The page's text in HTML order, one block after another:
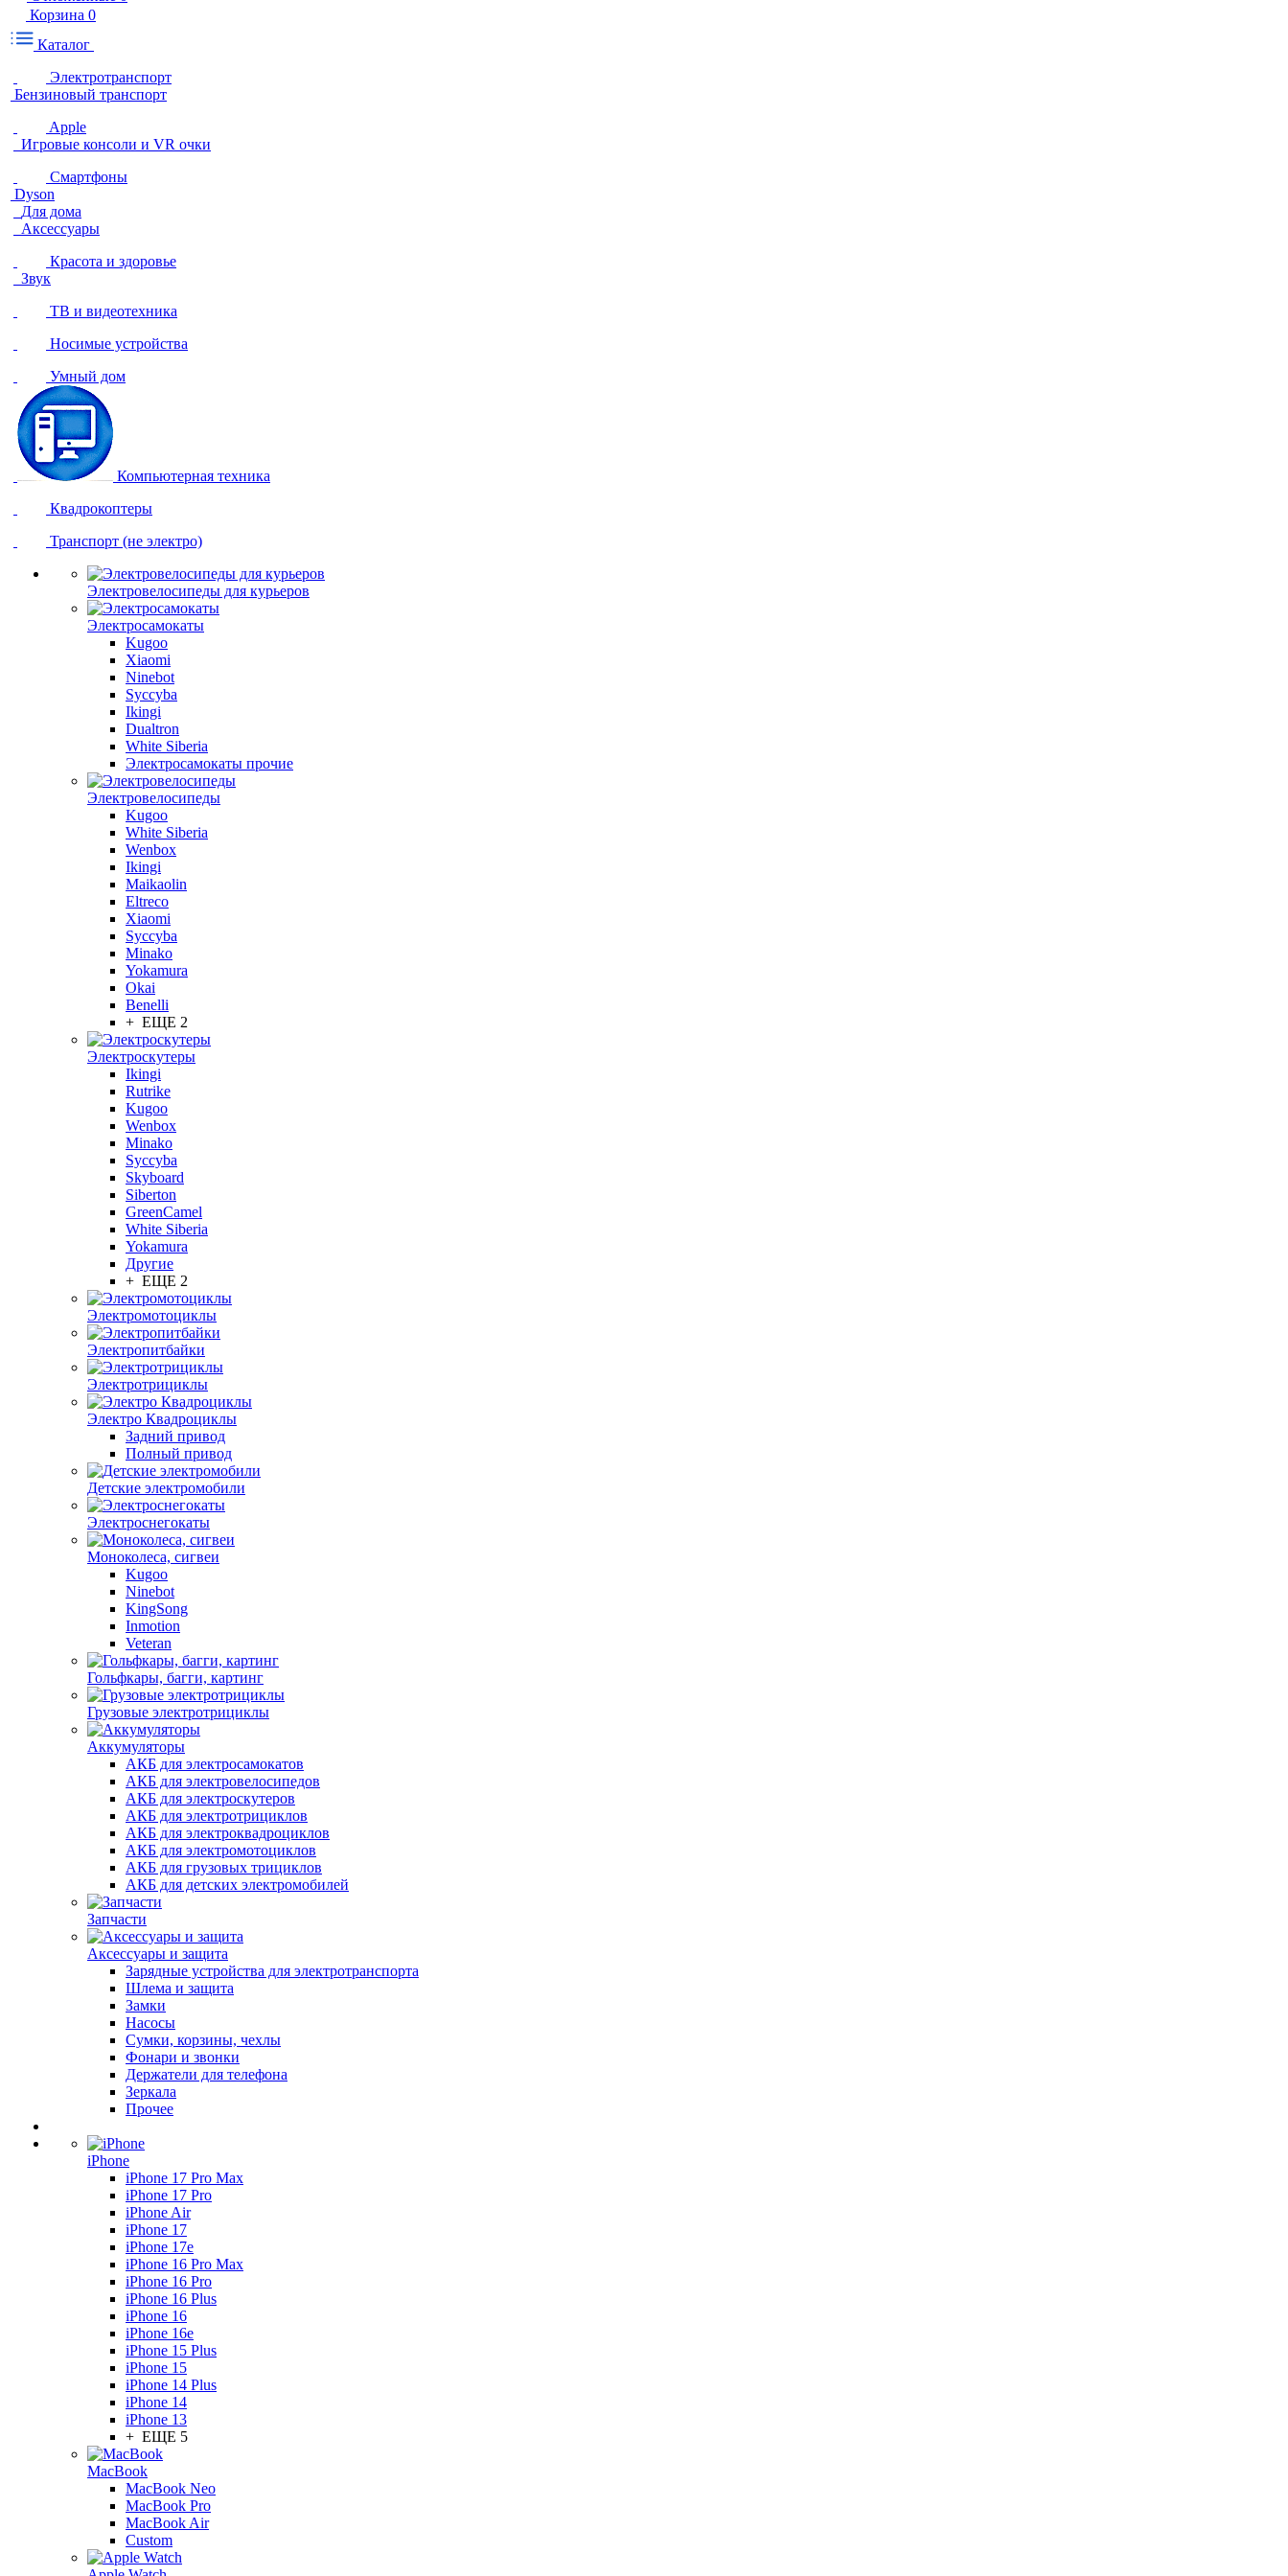
Корзина 0
Каталог
Электротранспорт
Бензиновый транспорт
Apple
Игровые консоли и VR очки
Смартфоны
Dyson
Для дома
Аксессуары
Красота и здоровье
Звук
ТВ и видеотехника
Носимые устройства
Умный дом
Компьютерная техника
Квадрокоптеры
Транспорт (не электро)
Электровелосипеды для курьеров
Электросамокаты
Kugoo
Xiaomi
Ninebot
Syccyba
Ikingi
Dualtron
White Siberia
Электросамокаты прочие
Электровелосипеды
Kugoo
White Siberia
Wenbox
Ikingi
Maikaolin
Eltreco
Xiaomi
Syccyba
Minako
Yokamura
Okai
Benelli
+ ЕЩЕ 2
Электроскутеры
Ikingi
Rutrike
Kugoo
Wenbox
Minako
Syccyba
Skyboard
Siberton
GreenCamel
White Siberia
Yokamura
Другие
+ ЕЩЕ 2
Электромотоциклы
Электропитбайки
Электротрициклы
Электро Квадроциклы
Задний привод
Полный привод
Детские электромобили
Электроснегокаты
Моноколеса, сигвеи
Kugoo
Ninebot
KingSong
Inmotion
Veteran
Гольфкары, багги, картинг
Грузовые электротрициклы
Аккумуляторы
АКБ для электросамокатов
АКБ для электровелосипедов
АКБ для электроскутеров
АКБ для электротрициклов
АКБ для электроквадроциклов
АКБ для электромотоциклов
АКБ для грузовых трициклов
АКБ для детских электромобилей
Запчасти
Аксессуары и защита
Зарядные устройства для электротранспорта
Шлема и защита
Замки
Насосы
Сумки, корзины, чехлы
Фонари и звонки
Держатели для телефона
Зеркала
Прочее
iPhone
iPhone 17 Pro Max
iPhone 17 Pro
iPhone Air
iPhone 17
iPhone 17e
iPhone 16 Pro Max
iPhone 16 Pro
iPhone 16 Plus
iPhone 16
iPhone 16e
iPhone 15 Plus
iPhone 15
iPhone 14 Plus
iPhone 14
iPhone 13
+ ЕЩЕ 5
MacBook
MacBook Neo
MacBook Pro
MacBook Air
Custom